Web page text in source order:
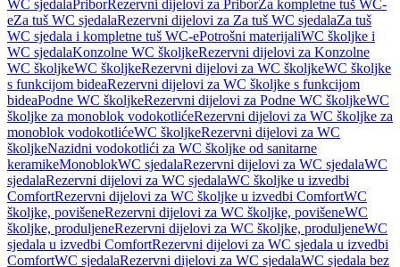
WC sjedalaPriborRezervni dijelovi za PriborZa kompletne tuš WC-
eZa tuš WC sjedalaRezervni dijelovi za Za tuš WC sjedalaZa tuš
WC sjedala i kompletne tuš WC-ePotrošni materijaliWC školjke i
WC sjedalaKonzolne WC školjkeRezervni dijelovi za Konzolne
WC školjkeWC školjkeRezervni dijelovi za WC školjkeWC školjke
s funkcijom bideaRezervni dijelovi za WC školjke s funkcijom
bideaPodne WC školjkeRezervni dijelovi za Podne WC školjkeWC
školjke za monoblok vodokotlićeRezervni dijelovi za WC školjke za
monoblok vodokotlićeWC školjkeRezervni dijelovi za WC
školjkeNazidni vodokotlići za WC školjke od sanitarne
keramikeMonoblokWC sjedalaRezervni dijelovi za WC sjedalaWC
sjedalaRezervni dijelovi za WC sjedalaWC školjke u izvedbi
ComfortRezervni dijelovi za WC školjke u izvedbi ComfortWC
školjke, povišeneRezervni dijelovi za WC školjke, povišeneWC
školjke, produljeneRezervni dijelovi za WC školjke, produljeneWC
sjedala u izvedbi ComfortRezervni dijelovi za WC sjedala u izvedbi
ComfortWC sjedalaRezervni dijelovi za WC sjedalaWC sjedala bez